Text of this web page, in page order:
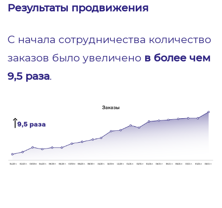
Результаты продвижения
С начала сотрудничества количество
заказов было увеличено в более чем
9,5 раза.